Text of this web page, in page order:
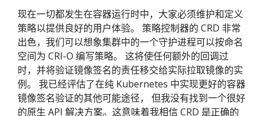
现在一切都发生在容器运行时中，大家必须维护和定义
策略以提供良好的用户体验。 策略控制器的 CRD 非常
出色，我们可以想象集群中的一个守护进程可以按命名
空间为 CRI-O 编写策略。 这将使任何额外的回调过
时，并将验证镜像签名的责任移交给实际拉取镜像的实
例。 我已经评估了在纯 Kubernetes 中实现更好的容器
镜像签名验证的其他可能途径， 但我没有找到一个很好
的原生 API 解决方案。这意味着我相信 CRD 是正确的